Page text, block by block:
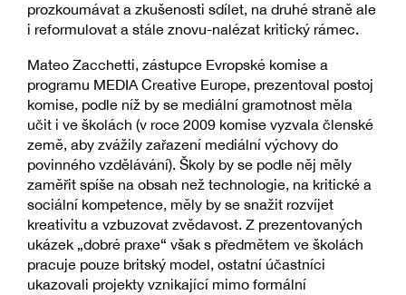
prozkoumávat a zkušenosti sdílet, na druhé straně ale
i reformulovat a stále znovu-nalézat kritický rámec.
Mateo Zacchetti, zástupce Evropské komise a
programu MEDIA Creative Europe, prezentoval postoj
komise, podle níž by se mediální gramotnost měla
učit i ve školách (v roce 2009 komise vyzvala členské
země, aby zvážily zařazení mediální výchovy do
povinného vzdělávání). Školy by se podle něj měly
zaměřit spíše na obsah než technologie, na kritické a
sociální kompetence, měly by se snažit rozvíjet
kreativitu a vzbuzovat zvědavost. Z prezentovaných
ukázek „dobré praxe“ však s předmětem ve školách
pracuje pouze britský model, ostatní účastníci
ukazovali projekty vznikající mimo formální